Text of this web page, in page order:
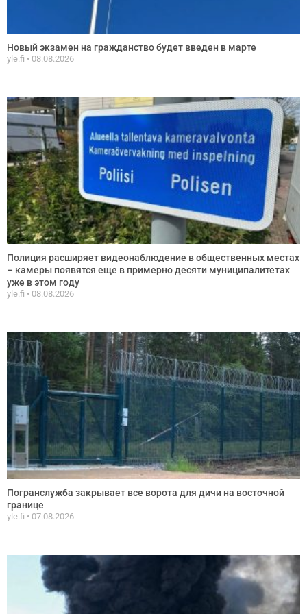
Новый экзамен на гражданство будет введен в марте
yle.fi 08.08.2026
Полиция расширяет видеонаблюдение в общественных местах
– камеры появятся еще в примерно десяти муниципалитетах
уже в этом году
yle.fi 08.08.2026
Погранслужба закрывает все ворота для дичи на восточной
границе
yle.fi 07.08.2026